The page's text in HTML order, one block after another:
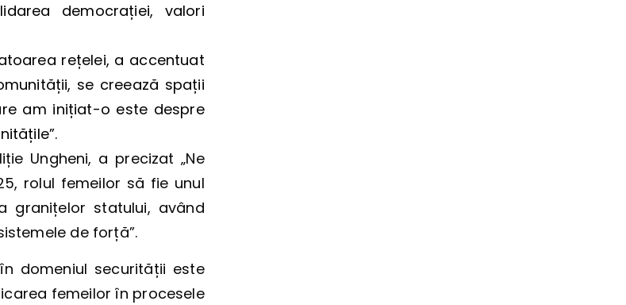
democrației, valori
rețelei, a accentuat
se creează spații
am inițiat-o este despre
Ungheni, a precizat „Ne
rolul femeilor să fie unul
granițelor statului, având
de forță”.
domeniul securității este
femeilor în procesele